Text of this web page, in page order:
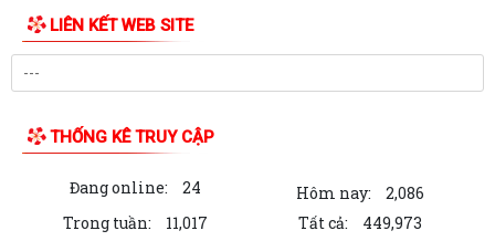
Xã Thượng Hồng chủ động ứng phó với bão số 3
quyền địa phương 2 cấp
Chuyển mình mạnh mẽ về tư duy để Hải Phòng phát triển đột phá
LIÊN KẾT WEB SITE
THỐNG KÊ TRUY CẬP
Đang online: 24 Hôm nay:
2,086
Trong tuần:
11,017 Tất cả: 449,973